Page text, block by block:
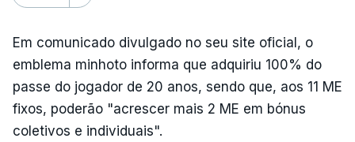
Em comunicado divulgado no seu site oficial, o
emblema minhoto informa que adquiriu 100% do
passe do jogador de 20 anos, sendo que, aos 11 ME
fixos, poderão "acrescer mais 2 ME em bónus
coletivos e individuais".